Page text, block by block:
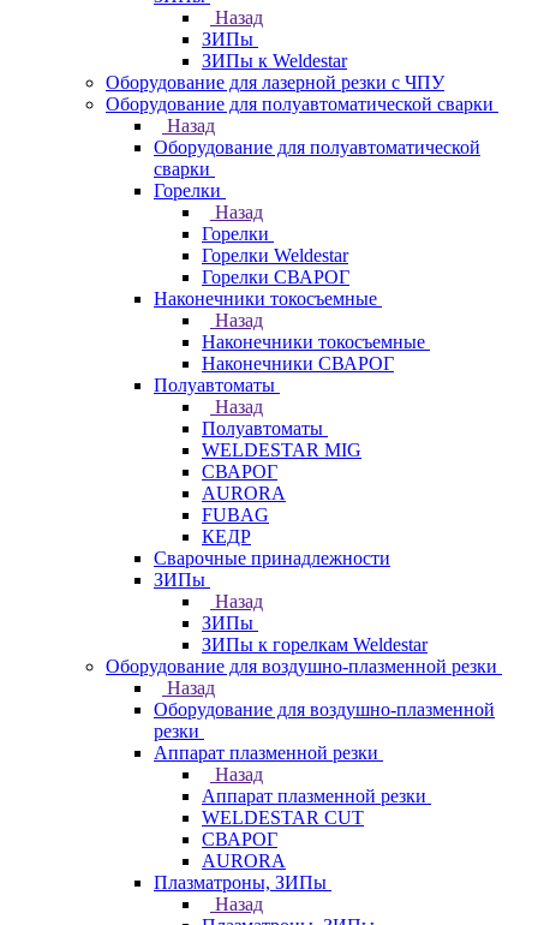
Назад
ЗИПы
ЗИПы к Weldestar
Оборудование для лазерной резки с ЧПУ
Оборудование для полуавтоматической сварки
Назад
Оборудование для полуавтоматической
сварки
Горелки
Назад
Горелки
Горелки Weldestar
Горелки СВАРОГ
Наконечники токосъемные
Назад
Наконечники токосъемные
Наконечники СВАРОГ
Полуавтоматы
Назад
Полуавтоматы
WELDESTAR MIG
СВАРОГ
AURORA
FUBAG
КЕДР
Сварочные принадлежности
ЗИПы
Назад
ЗИПы
ЗИПы к горелкам Weldestar
Оборудование для воздушно-плазменной резки
Назад
Оборудование для воздушно-плазменной
резки
Аппарат плазменной резки
Назад
Аппарат плазменной резки
WELDESTAR CUT
СВАРОГ
AURORA
Плазматроны, ЗИПы
Назад